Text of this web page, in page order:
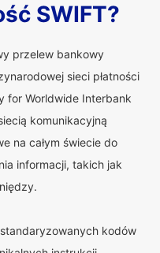
SWIFT?
przelew bankowy
sieci płatności
for Worldwide Interbank
komunikacyjną
na całym świecie do
informacji, takich jak
kodów